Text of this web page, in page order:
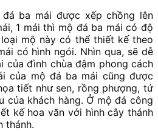
đá ba mái được xếp chồng lên
1 mái thì mộ đá ba mái có độ
mộ này có thể thiết kế theo
có hình ngói. Nhìn qua, sẽ dễ
của đình chùa đậm phong cách
của mộ đá ba mái cũng được
tiết như sen, rồng phượng, tứ
của khách hàng. Ở mộ đá công
kế hoa văn với hình cây thánh
thánh.